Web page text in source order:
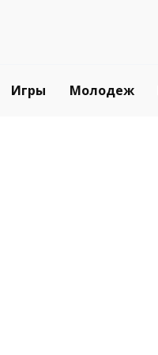
Игры Молодеж